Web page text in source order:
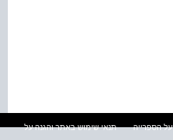
על הספרייה
תנאי שימוש באתר והגנה על